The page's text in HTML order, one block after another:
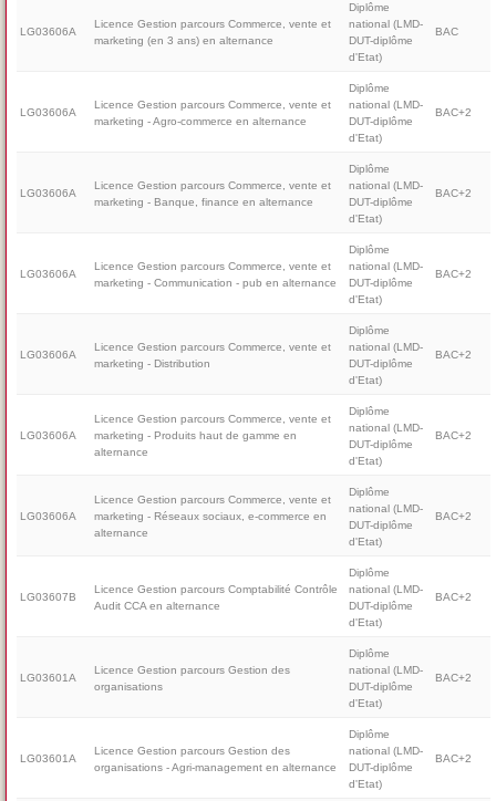
LG03606A
Licence Gestion parcours Commerce, vente et
marketing (en 3 ans) en alternance
Diplôme
national (LMD-
DUT-diplôme
d'Etat)
BAC
LG03606A
Licence Gestion parcours Commerce, vente et
marketing - Agro-commerce en alternance
Diplôme
national (LMD-
DUT-diplôme
d'Etat)
BAC+2
LG03606A
Licence Gestion parcours Commerce, vente et
marketing - Banque, finance en alternance
Diplôme
national (LMD-
DUT-diplôme
d'Etat)
BAC+2
LG03606A
Licence Gestion parcours Commerce, vente et
marketing - Communication - pub en alternance
Diplôme
national (LMD-
DUT-diplôme
d'Etat)
BAC+2
LG03606A
Licence Gestion parcours Commerce, vente et
marketing - Distribution
Diplôme
national (LMD-
DUT-diplôme
d'Etat)
BAC+2
LG03606A
Licence Gestion parcours Commerce, vente et
marketing - Produits haut de gamme en
alternance
Diplôme
national (LMD-
DUT-diplôme
d'Etat)
BAC+2
LG03606A
Licence Gestion parcours Commerce, vente et
marketing - Réseaux sociaux, e-commerce en
alternance
Diplôme
national (LMD-
DUT-diplôme
d'Etat)
BAC+2
LG03607B
Licence Gestion parcours Comptabilité Contrôle
Audit CCA en alternance
Diplôme
national (LMD-
DUT-diplôme
d'Etat)
BAC+2
LG03601A
Licence Gestion parcours Gestion des
organisations
Diplôme
national (LMD-
DUT-diplôme
d'Etat)
BAC+2
LG03601A
Licence Gestion parcours Gestion des
organisations - Agri-management en alternance
Diplôme
national (LMD-
DUT-diplôme
d'Etat)
BAC+2